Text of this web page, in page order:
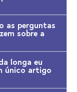
as perguntas
sobre a
longa eu
único artigo